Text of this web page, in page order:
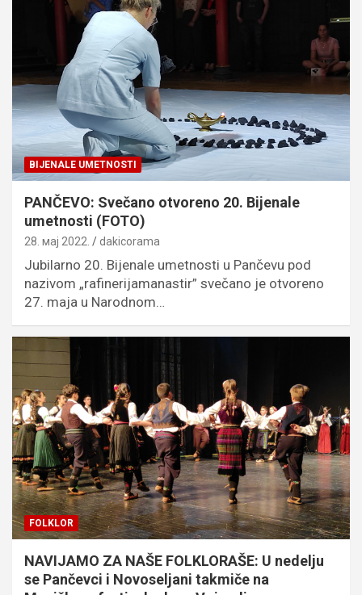
BIJENALE UMETNOSTI
PANČEVO: Svečano otvoreno 20. Bijenale
umetnosti (FOTO)
28. мај 2022. dakicorama
Jubilarno 20. Bijenale umetnosti u Pančevu pod
nazivom „rafinerijamanastir” svečano je otvoreno
27. maja u Narodnom…
FOLKLOR
NAVIJAMO ZA NAŠE FOLKLORAŠE: U nedelju
se Pančevci i Novoseljani takmiče na